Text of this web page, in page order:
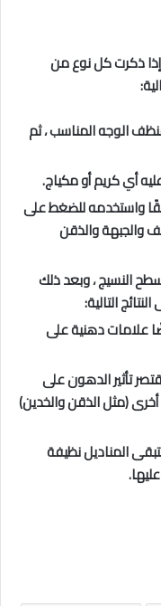
إذا ذكرت كل نوع من
الوجه المناسب ، ثم
أي كريم أو مكياج.
واستخدمه للضغط على
والجبهة والذقن
النسيج ، وبعد ذلك
التالية:
علامات دهنية على
تأثير الدهون على
(مثل الذقن والخدين)
المناديل نظيفة